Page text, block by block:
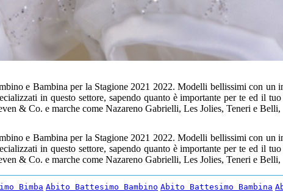
e Bambina per la Stagione 2021 2022. Modelli bellissimi con un
in questo settore, sapendo quanto è importante per te ed il
& Co. e marche come Nazareno Gabrielli, Les Jolies, Teneri e
e Bambina per la Stagione 2021 2022. Modelli bellissimi con un
in questo settore, sapendo quanto è importante per te ed il
& Co. e marche come Nazareno Gabrielli, Les Jolies, Teneri e
Bimba Abito Battesimo Bambino Abito Battesimo Bambina